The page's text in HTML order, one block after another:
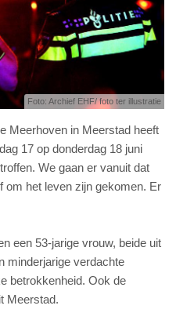
Foto: Archief EHF/ foto ter illustratie
Meerhoven in Meerstad heeft
17 op donderdag 18 juni
We gaan er vanuit dat
om het leven zijn gekomen. Er
een 53-jarige vrouw, beide uit
minderjarige verdachte
betrokkenheid. Ook de
Meerstad.